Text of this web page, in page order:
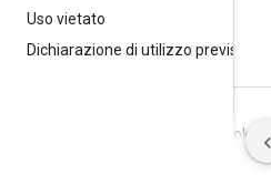
Uso vietato
Dichiarazione di utilizzo previsto
Manage cookies